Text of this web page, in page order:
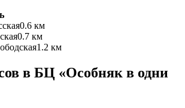
0.6 км
0.7 км
1.2 км
в БЦ «Особняк в одни